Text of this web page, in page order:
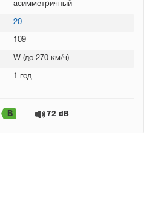
асимметричный
20
109
W (до 270 км/ч)
1 год
B 72 dB